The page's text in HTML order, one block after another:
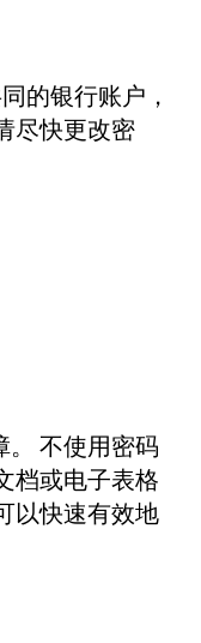
的银行账户，
尽快更改密
。 不使用密码
档或电子表格
以快速有效地